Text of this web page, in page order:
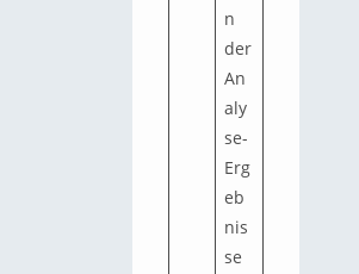
n
der
An
aly
se-
Erg
eb
nis
se